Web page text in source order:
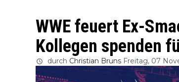
WWE feuert Ex-
Kollegen spenden
durch Christian Bruns Freitag, 07